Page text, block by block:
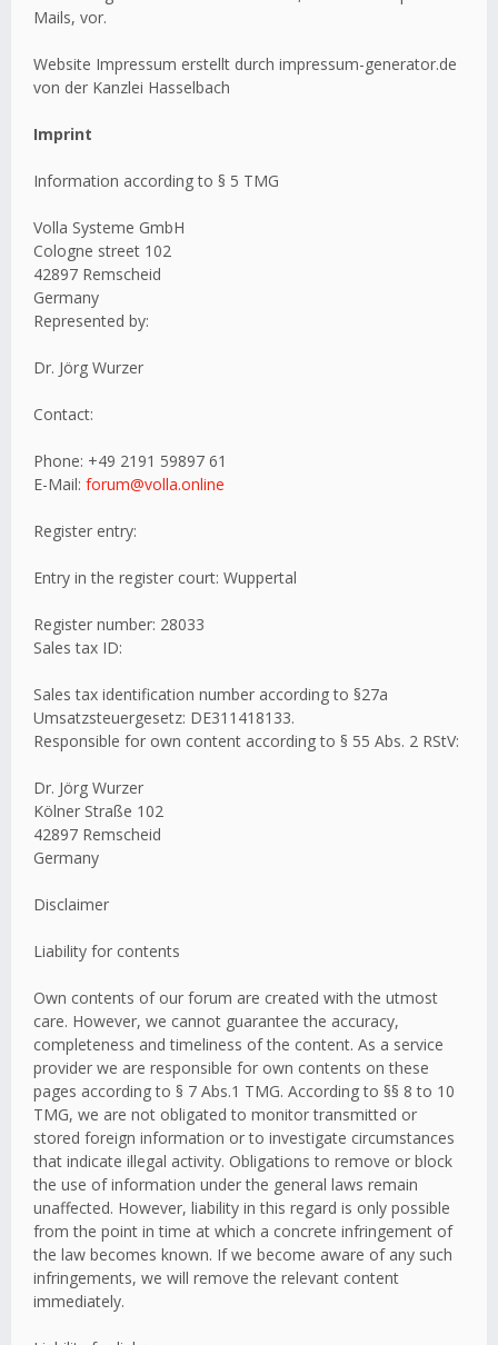
Mails, vor.
Website Impressum erstellt durch impressum-generator.de
von der Kanzlei Hasselbach
Imprint
Information according to § 5 TMG
Volla Systeme GmbH
Cologne street 102
42897 Remscheid
Germany
Represented by:
Dr. Jörg Wurzer
Contact:
Phone: +49 2191 59897 61
E-Mail: forum@volla.online
Register entry:
Entry in the register court: Wuppertal
Register number: 28033
Sales tax ID:
Sales tax identification number according to §27a
Umsatzsteuergesetz: DE311418133.
Responsible for own content according to § 55 Abs. 2 RStV:
Dr. Jörg Wurzer
Kölner Straße 102
42897 Remscheid
Germany
Disclaimer
Liability for contents
Own contents of our forum are created with the utmost
care. However, we cannot guarantee the accuracy,
completeness and timeliness of the content. As a service
provider we are responsible for own contents on these
pages according to § 7 Abs.1 TMG. According to §§ 8 to 10
TMG, we are not obligated to monitor transmitted or
stored foreign information or to investigate circumstances
that indicate illegal activity. Obligations to remove or block
the use of information under the general laws remain
unaffected. However, liability in this regard is only possible
from the point in time at which a concrete infringement of
the law becomes known. If we become aware of any such
infringements, we will remove the relevant content
immediately.